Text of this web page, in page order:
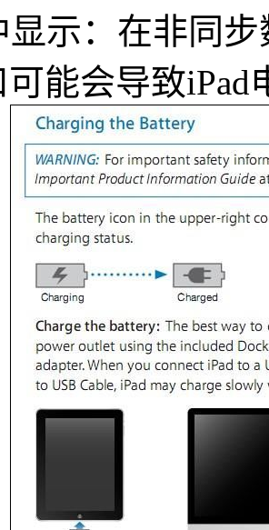
示：在非同
能会导致iPad